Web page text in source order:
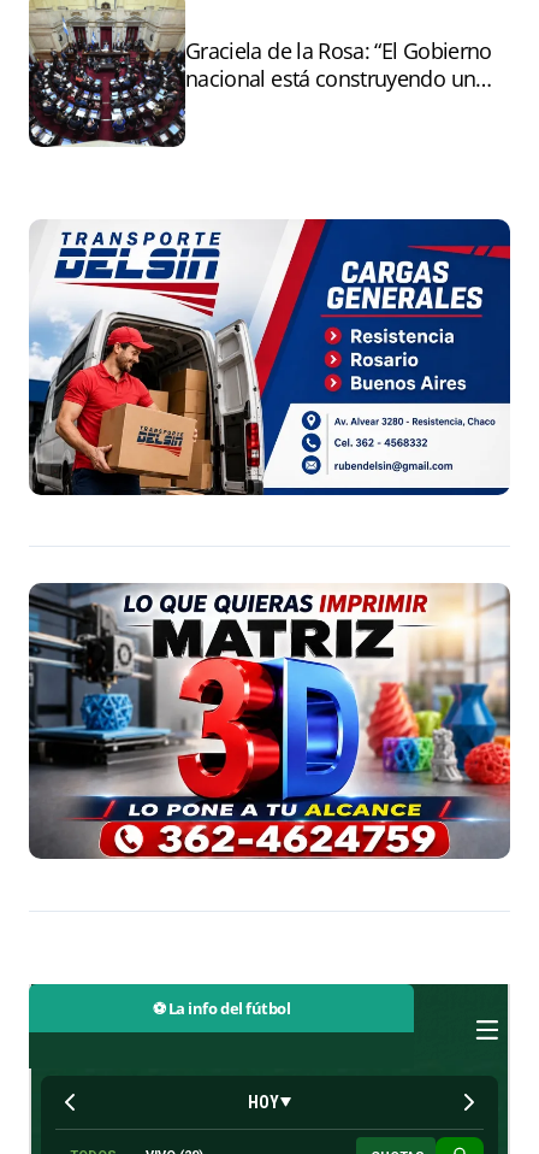
Graciela de la Rosa: “El Gobierno
nacional está construyendo un
⚽ La info del fútbol